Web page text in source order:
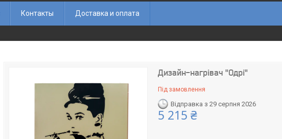
Контакты Доставка и оплата
Дизайн-нагрівач "Одрі"
Під замовлення
Відправка з 29 серпня 2026
5 215 ₴